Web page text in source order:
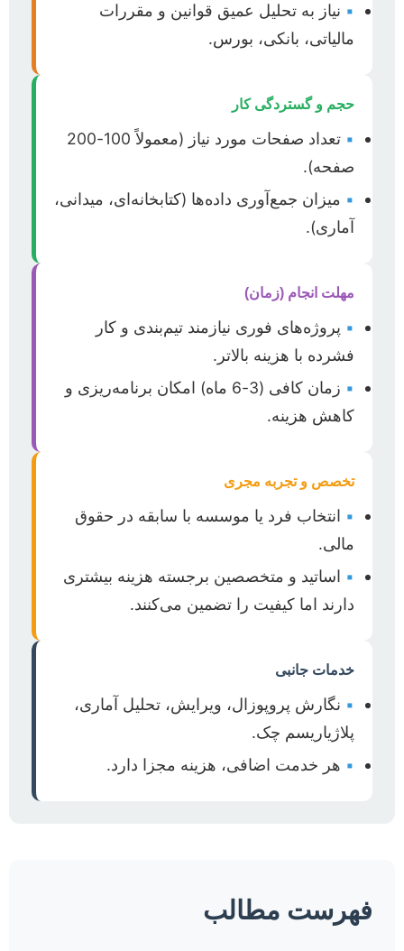
▪ نیاز به تحلیل عمیق قوانین و مقررات
مالیاتی، بانکی، بورس.
حجم و گستردگی کار
▪
تعداد صفحات مورد نیاز (معمولاً 100-200
صفحه).
▪ میزان جمع‌آوری داده‌ها (کتابخانه‌ای، میدانی،
آماری).
مهلت انجام (زمان)
▪ پروژه‌های فوری نیازمند تیم‌بندی و کار
فشرده با هزینه بالاتر.
▪
زمان کافی (3-6 ماه) امکان برنامه‌ریزی و
کاهش هزینه.
تخصص و تجربه مجری
▪ انتخاب فرد یا موسسه با سابقه در حقوق
مالی.
▪ اساتید و متخصصین برجسته هزینه بیشتری
دارند اما کیفیت را تضمین می‌کنند.
خدمات جانبی
▪ نگارش پروپوزال، ویرایش، تحلیل آماری،
پلاژیاریسم چک.
▪ هر خدمت اضافی، هزینه مجزا دارد.
فهرست مطالب